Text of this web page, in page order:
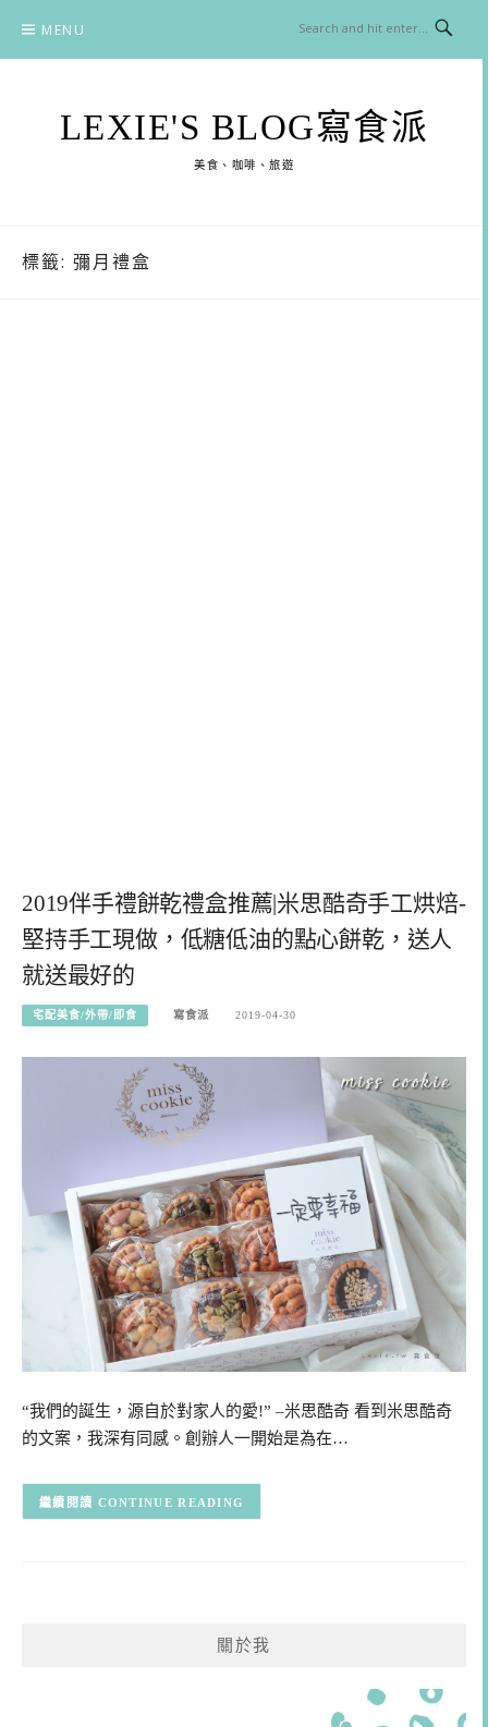
content
MENU
LEXIE'S BLOG寫食派
美食、咖啡、旅遊
標籤: 彌月禮盒
2019伴手禮餅乾禮盒推薦|米思酷奇手工烘焙-
堅持手工現做，低糖低油的點心餅乾，送人
就送最好的
宅配美食/外帶/即食 寫食派 2019-04-30
“我們的誕生，源自於對家人的愛!” –米思酷奇 看到米思酷奇
的文案，我深有同感。創辦人一開始是為在…
CONTINUE READING
關於我